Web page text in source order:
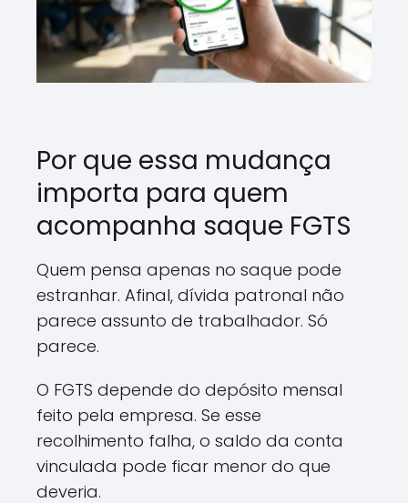
Por que essa mudança
importa para quem
acompanha saque FGTS
Quem pensa apenas no saque pode
estranhar. Afinal, dívida patronal não
parece assunto de trabalhador. Só
parece.
O FGTS depende do depósito mensal
feito pela empresa. Se esse
recolhimento falha, o saldo da conta
vinculada pode ficar menor do que
deveria.